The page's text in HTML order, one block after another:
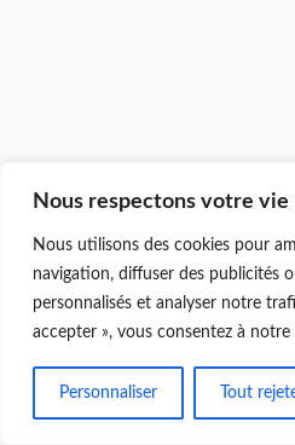
Nous respectons votre vie
Nous utilisons des cookies pour
navigation, diffuser des publicités
personnalisés et analyser notre
accepter », vous consentez à
Personnaliser Tout